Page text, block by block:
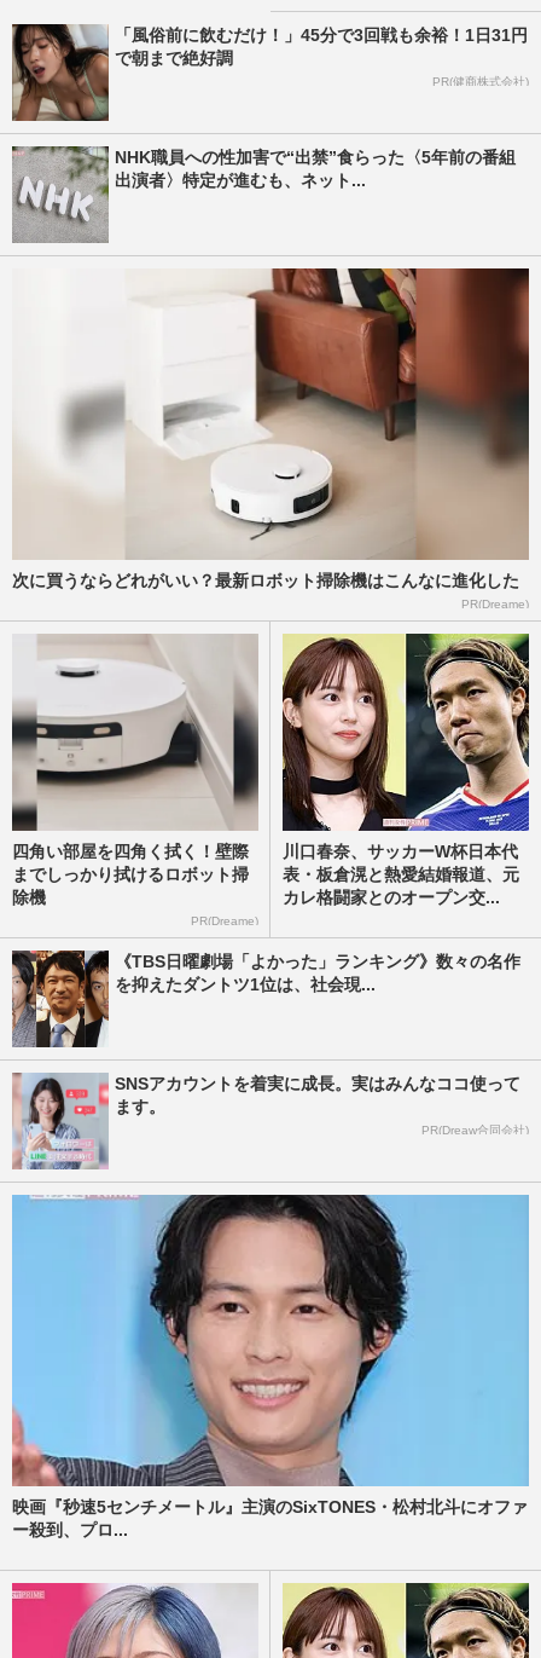
「風俗前に飲むだけ！」45分で3回戦も余裕！1日31円
で朝まで絶好調
PR(健商株式会社)
NHK職員への性加害で“出禁”食らった〈5年前の番組
出演者〉特定が進むも、ネット...
次に買うならどれがいい？最新ロボット掃除機はこんなに進化した
PR(Dreame)
四角い部屋を四角く拭く！壁際
までしっかり拭けるロボット掃
除機
PR(Dreame)
川口春奈、サッカーW杯日本代
表・板倉滉と熱愛結婚報道、元
カレ格闘家とのオープン交...
《TBS日曜劇場「よかった」ランキング》数々の名作
を抑えたダントツ1位は、社会現...
SNSアカウントを着実に成長。実はみんなココ使って
ます。
PR(Dreaw合同会社)
映画『秒速5センチメートル』主演のSixTONES・松村北斗にオファ
ー殺到、プロ...